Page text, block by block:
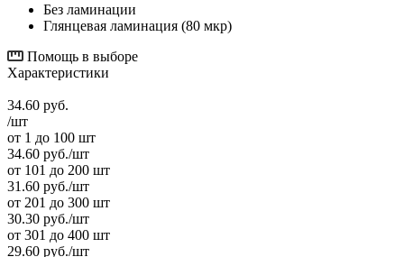
Без ламинации
Глянцевая ламинация (80 мкр)
Помощь в выборе
Характеристики
34.60 руб.
/шт
от 1 до 100 шт
34.60 руб./шт
от 101 до 200 шт
31.60 руб./шт
от 201 до 300 шт
30.30 руб./шт
от 301 до 400 шт
29.60 руб./шт